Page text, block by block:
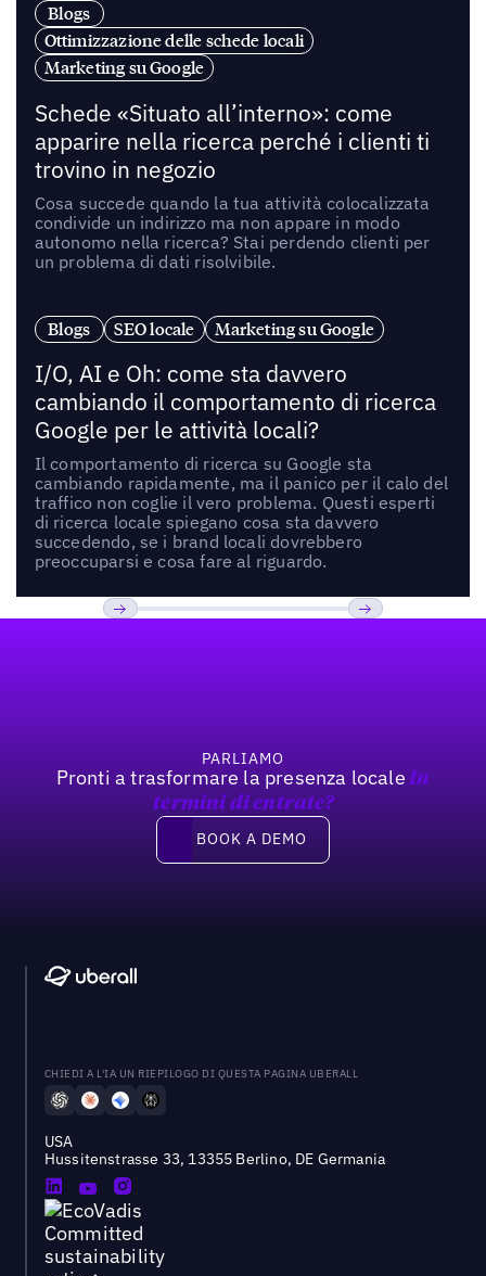
Blogs
Ottimizzazione delle schede locali
Marketing su Google
Schede «Situato all’interno»: come
apparire nella ricerca perché i clienti ti
trovino in negozio
Cosa succede quando la tua attività colocalizzata
condivide un indirizzo ma non appare in modo
autonomo nella ricerca? Stai perdendo clienti per
un problema di dati risolvibile.
Blogs SEO locale Marketing su Google
I/O, AI e Oh: come sta davvero
cambiando il comportamento di ricerca
Google per le attività locali?
Il comportamento di ricerca su Google sta
cambiando rapidamente, ma il panico per il calo del
traffico non coglie il vero problema. Questi esperti
di ricerca locale spiegano cosa sta davvero
succedendo, se i brand locali dovrebbero
preoccuparsi e cosa fare al riguardo.
PARLIAMO
Pronti a trasformare la presenza locale In
termini di entrate?
Book a demo
BOOK A DEMO
CHIEDI A L'IA UN RIEPILOGO DI QUESTA PAGINA UBERALL
USA
Hussitenstrasse 33, 13355 Berlino, DE Germania